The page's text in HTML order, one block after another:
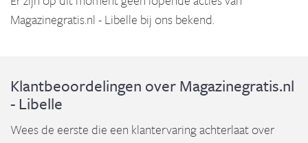
Magazinegratis.nl - Libelle bij ons bekend.
Klantbeoordelingen over Magazinegratis.nl
- Libelle
Wees de eerste die een klantervaring achterlaat over